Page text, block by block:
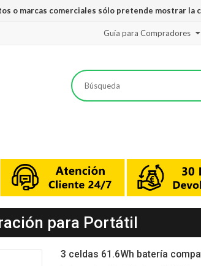
o marcas comerciales sólo pretende mostrar
Guía para Compradores
para Portátil
3 celdas 61.6Wh batería